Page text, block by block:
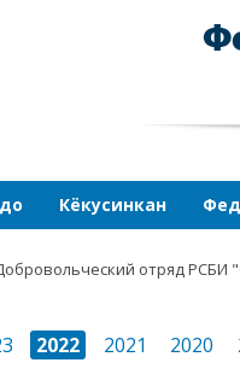
Кёкусинкан
отряд РСБИ
2022 2021 2020